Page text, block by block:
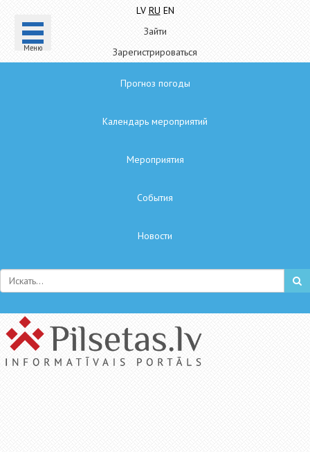
Mеню
LV RU EN
Зайти
Зарегистрироваться
Прогноз погоды
Календарь мероприятий
Мероприятия
Cобытия
Hовости